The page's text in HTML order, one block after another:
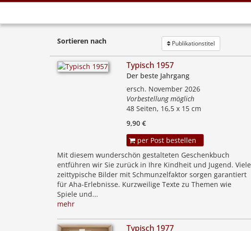
Sortieren nach Publikationstitel
Typisch 1957
Der beste Jahrgang
ersch. November 2026
Vorbestellung möglich
48 Seiten, 16,5 x 15 cm
9,90 €
per Post bestellen
Mit diesem wunderschön gestalteten Geschenkbuch
entführen wir Sie zurück in Ihre Kindheit und Jugend. Viele
zeittypische Bilder mit Schmunzelfaktor sorgen garantiert
für Aha-Erlebnisse. Kurzweilige Texte zu Themen wie
Spiele und...
mehr
Typisch 1977